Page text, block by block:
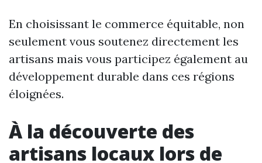
En choisissant le commerce équitable, non
seulement vous soutenez directement les
artisans mais vous participez également au
développement durable dans ces régions
éloignées.
À la découverte des
artisans locaux lors de